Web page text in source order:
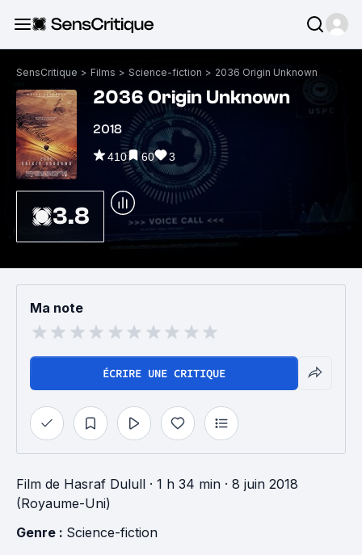
SensCritique > Films > Science-fiction > 2036 Origin Unknown
2036 Origin Unknown
2018
410 60 3
3.8
Ma note
ÉCRIRE UNE CRITIQUE
Film de Hasraf Dulull · 1 h 34 min · 8 juin 2018
(Royaume-Uni)
Genre : Science-fiction